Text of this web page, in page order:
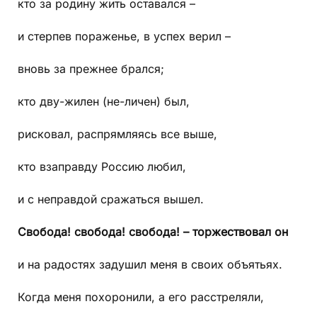
кто за родину жить оставался –
и стерпев пораженье, в успех верил –
вновь за прежнее брался;
кто дву-жилен (не-личен) был,
рисковал, распрямляясь все выше,
кто взаправду Россию любил,
и с неправдой сражаться вышел.
Свобода! свобода! свобода! – торжествовал он
и на радостях задушил меня в своих объятьях.
Когда меня похоронили, а его расстреляли,